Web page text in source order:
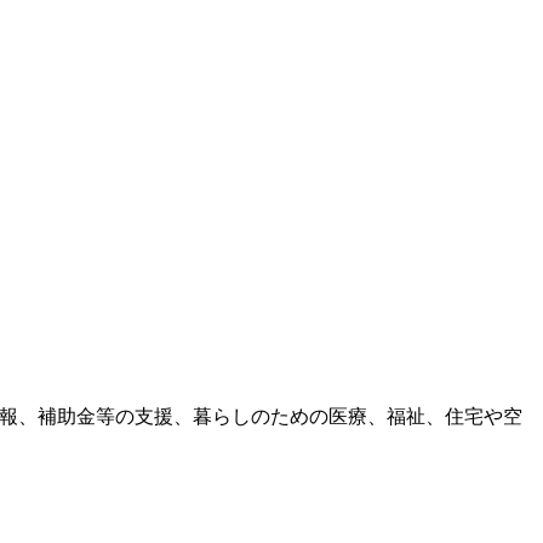
、補助金等の支援、暮らしのための医療、福祉、住宅や空